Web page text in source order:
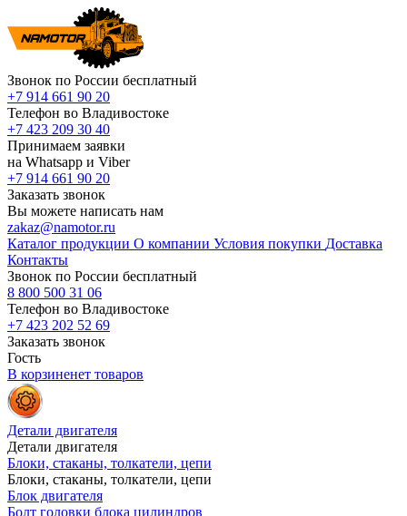
Звонок по России бесплатный
+7 914 661 90 20
Телефон во Владивостоке
+7 423 209 30 40
Принимаем заявки
на Whatsapp и Viber
+7 914 661 90 20
Заказать звонок
Вы можете написать нам
zakaz@namotor.ru
Каталог продукции О компании Условия покупки Доставка
Контакты
Звонок по России бесплатный
8 800 500 31 06
Телефон во Владивостоке
+7 423 202 52 69
Заказать звонок
Гость
В корзиненет товаров
Детали двигателя
Детали двигателя
Блоки, стаканы, толкатели, цепи
Блоки, стаканы, толкатели, цепи
Блок двигателя
Болт головки блока цилиндров